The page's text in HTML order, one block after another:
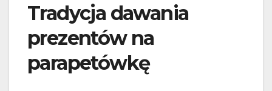
Tradycja dawania
prezentów na
parapetówkę